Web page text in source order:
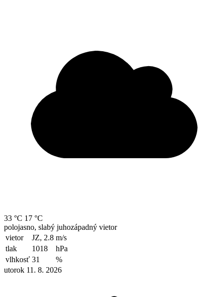
33 °C 17 °C
polojasno, slabý juhozápadný vietor
vietor
JZ, 2.8 m/s
tlak
1018
hPa
vlhkosť 31
%
utorok 11. 8. 2026